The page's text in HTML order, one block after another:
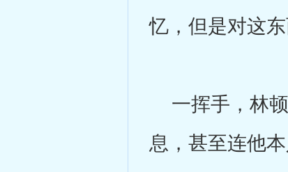
忆，但是对这
一挥手，林
息，甚至连他